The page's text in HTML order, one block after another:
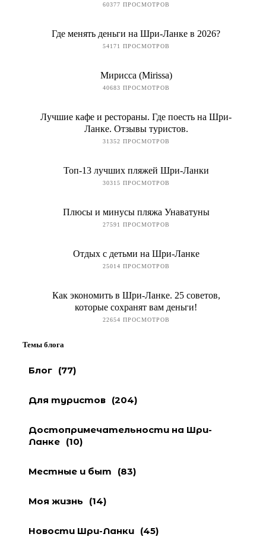
60377 ПРОСМОТРОВ
Где менять деньги на Шри-Ланке в 2026?
54171 ПРОСМОТРОВ
Мирисса (Mirissa)
40683 ПРОСМОТРОВ
Лучшие кафе и рестораны. Где поесть на Шри-
Ланке. Отзывы туристов.
31352 ПРОСМОТРОВ
Топ-13 лучших пляжей Шри-Ланки
30315 ПРОСМОТРОВ
Плюсы и минусы пляжа Унаватуны
27591 ПРОСМОТРОВ
Отдых с детьми на Шри-Ланке
25014 ПРОСМОТРОВ
Как экономить в Шри-Ланке. 25 советов,
которые сохранят вам деньги!
22654 ПРОСМОТРОВ
Темы блога
Блог (77)
Для туристов (204)
Достопримечательности на Шри-
Ланке (10)
Местные и быт (83)
Моя жизнь (14)
Новости Шри-Ланки (45)